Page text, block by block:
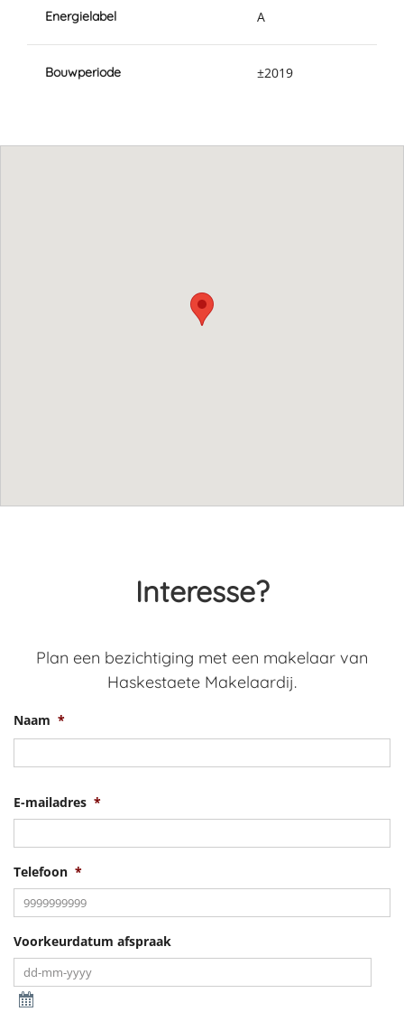
Energielabel A
Bouwperiode ±2019
Interesse?
Plan een bezichtiging met een makelaar van
Haskestaete Makelaardij.
Naam *
E-mailadres *
Telefoon *
Voorkeurdatum afspraak